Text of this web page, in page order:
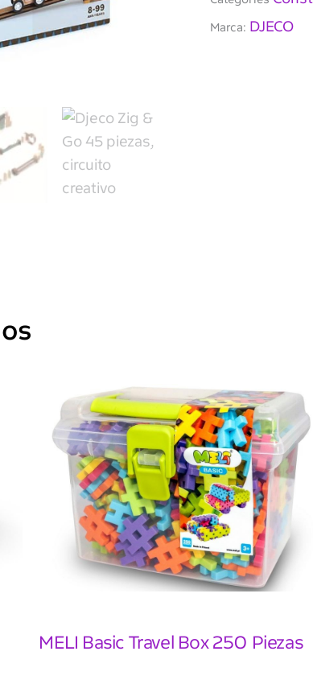
Marca: DJECO
MELI Basic Travel Box 250 Piezas